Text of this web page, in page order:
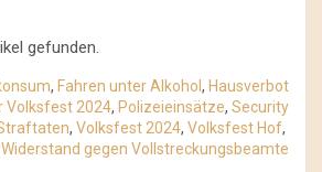
gefunden.
, Fahren unter Alkohol , Hausverbot
Volksfest 2024, Polizeieinsätze, Security
, Volksfest 2024, Volksfest Hof,
Widerstand gegen Vollstreckungsbeamte